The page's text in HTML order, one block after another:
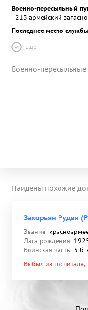
Военно-пересыльный
213 армейский
Последнее место службы
Ещё
Военно-пересыльные
Найдены похожие
Захорьян Руден
Звание
Дата рождения
Воинская часть 3 б-
Выбыл из